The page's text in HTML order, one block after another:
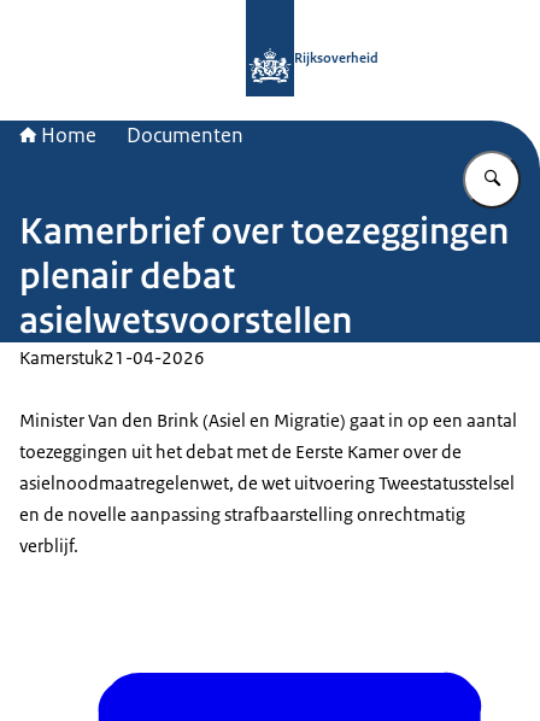
Rijksoverheid
Home Documenten
Kamerbrief over toezeggingen
plenair debat
asielwetsvoorstellen
Kamerstuk21-04-2026
Minister Van den Brink (Asiel en Migratie) gaat in op een aantal
toezeggingen uit het debat met de Eerste Kamer over de
asielnoodmaatregelenwet, de wet uitvoering Tweestatusstelsel
en de novelle aanpassing strafbaarstelling onrechtmatig
verblijf.